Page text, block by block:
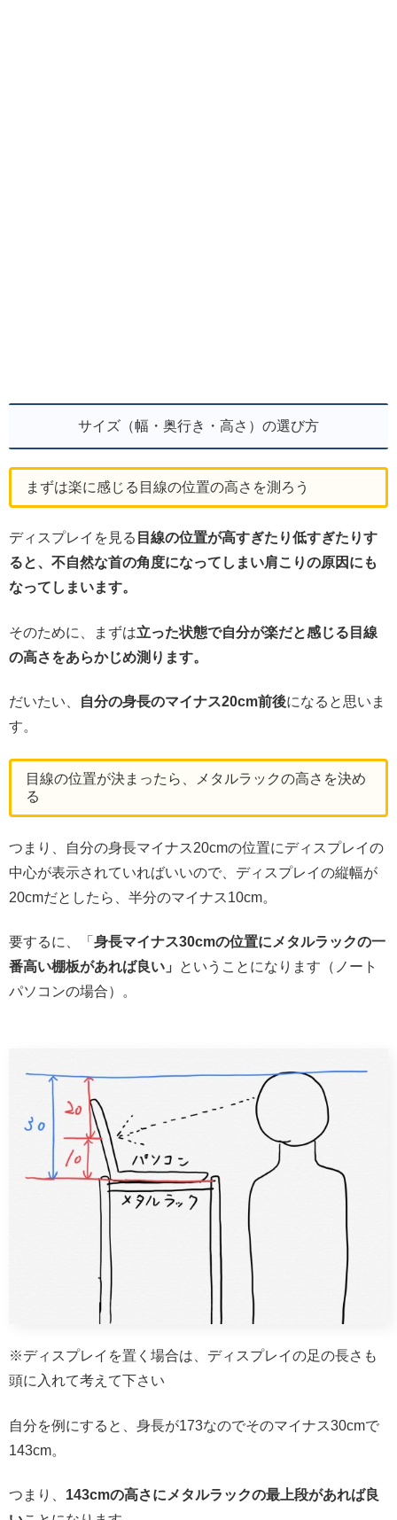
サイズ（幅・奥行き・高さ）の選び方
まずは楽に感じる目線の位置の高さを測ろう
ディスプレイを見る 目線の位置が高すぎたり低すぎたりす
ると、不自然な首の角度になってしまい肩こりの原因にも
なってしまいます。
そのために、まずは立った状態で自分が楽だと感じる目線
の高さをあらかじめ測ります。
だいたい、 自分の身長のマイナス20cm前後になると思いま
す。
目線の位置が決まったら、メタルラックの高さを決め
る
つまり、自分の身長マイナス20cmの位置にディスプレイの
中心が表示されていればいいので、ディスプレイの縦幅が
20cmだとしたら、半分のマイナス10cm。
要するに、「 身長マイナス30cmの位置にメタルラックの一
番高い棚板があれば良い」
ということになります（ノート
パソコンの場合）。
※ディスプレイを置く場合は、ディスプレイの足の長さも
頭に入れて考えて下さい
自分を例にすると、身長が173なのでそのマイナス30cmで
143cm。
つまり、 143cmの高さにメタルラックの最上段があれば良